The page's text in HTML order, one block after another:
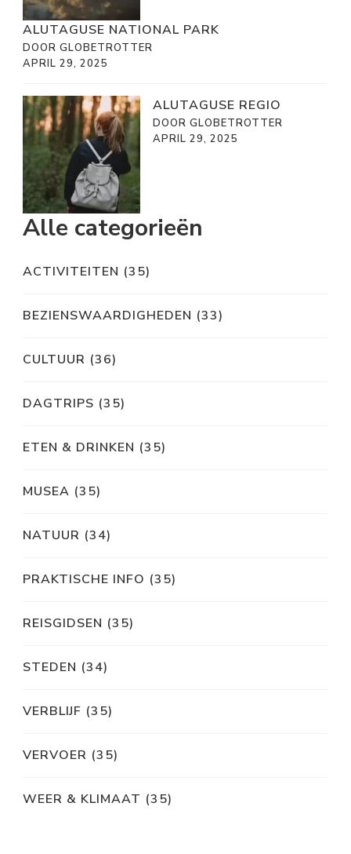
ALUTAGUSE NATIONAL PARK
DOOR GLOBETROTTER
APRIL 29, 2025
ALUTAGUSE REGIO
DOOR GLOBETROTTER
APRIL 29, 2025
Alle categorieën
ACTIVITEITEN (35)
BEZIENSWAARDIGHEDEN (33)
CULTUUR (36)
DAGTRIPS (35)
ETEN & DRINKEN (35)
MUSEA (35)
NATUUR (34)
PRAKTISCHE INFO (35)
REISGIDSEN (35)
STEDEN (34)
VERBLIJF (35)
VERVOER (35)
WEER & KLIMAAT (35)